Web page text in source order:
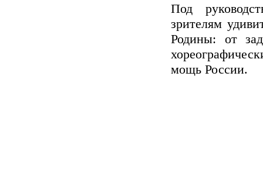
Под
зрителям
Родины: от
мощь России.